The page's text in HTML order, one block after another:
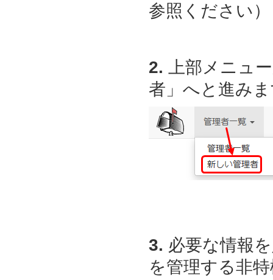
参照ください）
2. 上部メニュ
者」へと進み
3. 必要な情報
を管理する非